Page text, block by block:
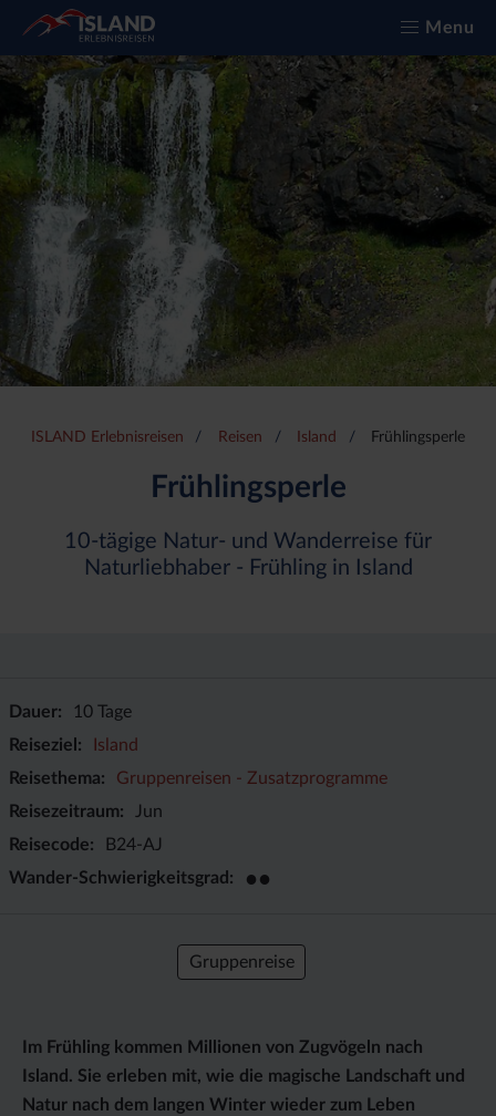
Menu
ISLAND Erlebnisreisen Reisen Island Frühlingsperle
Frühlingsperle
10-tägige Natur- und Wanderreise für
Naturliebhaber - Frühling in Island
Dauer
10 Tage
Reiseziel
Island
Reisethema
Gruppenreisen - Zusatzprogramme
Reisezeitraum
Jun
Reisecode
B24-AJ
Wander-Schwierigkeitsgrad
●●
Gruppenreise
Im Frühling kommen Millionen von Zugvögeln nach
Island. Sie erleben mit, wie die magische Landschaft und
Natur nach dem langen Winter wieder zum Leben